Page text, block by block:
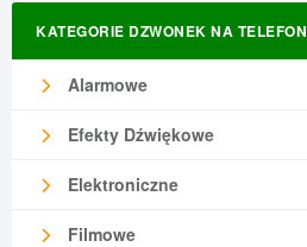
KATEGORIE DZWONEK NA TELEFON
Alarmowe
Efekty Dźwiękowe
Elektroniczne
Filmowe